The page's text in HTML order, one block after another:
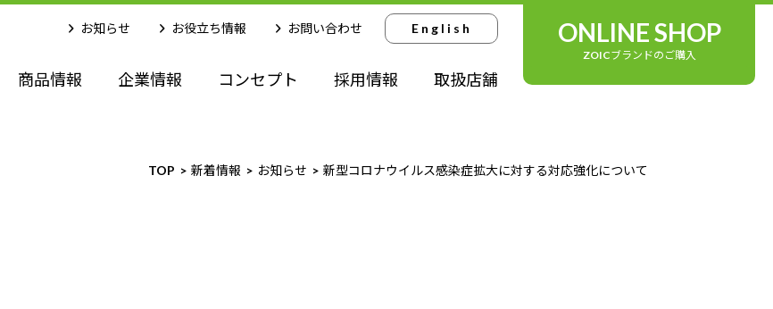
お知らせ お役立ち情報 お問い合わせ English
商品情報 企業情報 コンセプト 採用情報 取扱店舗
ONLINE SHOP
ZOICブランドのご購入
TOP 新着情報 お知らせ 新型コロナウイルス感染症拡大に対する対応強化について